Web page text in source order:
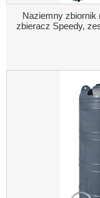
Naziemny zbiornik
zbieracz Speedy,